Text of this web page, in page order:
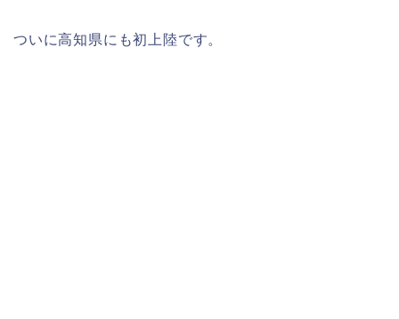
ついに高知県にも初上陸です。